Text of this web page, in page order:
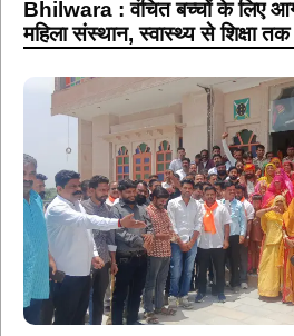
Bhilwara : वंचित बच्चों के लिए
महिला संस्थान, स्वास्थ्य से शिक्षा